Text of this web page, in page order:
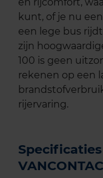
kunt, of je nu
een lege bus
zijn
100 is geen
rekenen op een
rijervaring.